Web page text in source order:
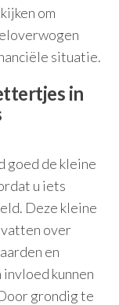
om
situatie.
in
goed de kleine
u iets
Deze kleine
over
en
kunnen
grondig te